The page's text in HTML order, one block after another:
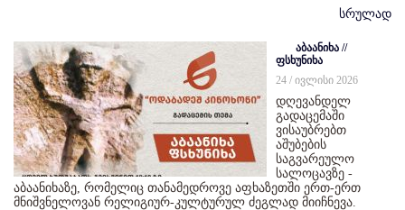
სრულად
აბაანიხა //
ფსხუნიხა
24 / ივლისი 2026
დღევანდელ
გადაცემაში
ვისაუბრებთ
აშუბების
საგვარეულო
სალოცავზე -
აბაანიხაზე, რომელიც თანამედროვე აფხაზეთში ერთ-ერთ
მნიშვნელოვან რელიგიურ-კულტურულ ძეგლად მიიჩნევა.